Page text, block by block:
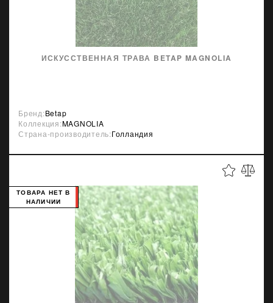
ИСКУССТВЕННАЯ ТРАВА BETAP MAGNOLIA
Бренд:Betap
Коллекция:MAGNOLIA
Страна-производитель:Голландия
ТОВАРА НЕТ В
НАЛИЧИИ